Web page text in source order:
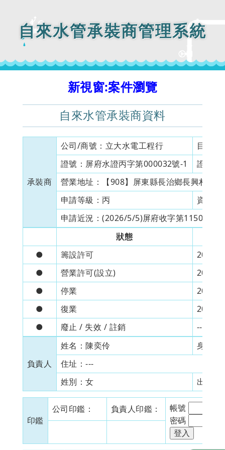
自來水管承裝商管理系統
新視窗:案件瀏覽
自來水管承裝商資料
承裝商
公司/商號： 立大水電工程行
目前狀
證號：屏府水證丙字第000032號-1
證書有
營業地址：
【908】屏東縣長治鄉長興村中
申請等級：丙
資本額
申請近況：(2026/5/5)屏府收字第
狀態
●
籌設許可
2021/
●
營業許可(設立)
2021/
●
停業
2026/
●
復業
2026/
●
廢止 / 失效 / 註銷 ---
負責人
姓名：陳奕伶
身分證
住址：---
姓別：女 出生日
印鑑
公司印鑑： 負責人印鑑：
帳號
密碼